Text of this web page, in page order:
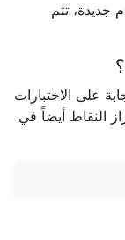
جديدة، تتم
على الاختبارات
النقاط أيضاً في